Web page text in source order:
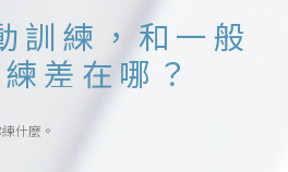
訓練，和一般
差在哪？
什麼。